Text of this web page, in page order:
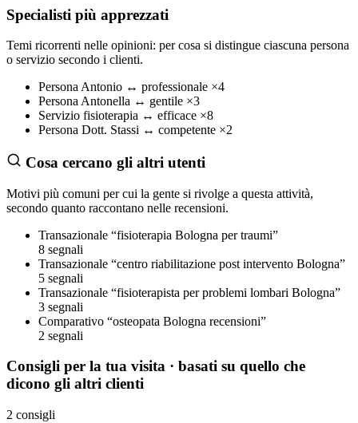
Specialisti più apprezzati
Temi ricorrenti nelle opinioni: per cosa si distingue ciascuna persona
o servizio secondo i clienti.
PersonaAntonio ↔ professionale ×4
PersonaAntonella ↔ gentile ×3
Servizio fisioterapia ↔ efficace ×8
Persona Dott. Stassi ↔ competente ×2
Cosa cercano gli altri utenti
Motivi più comuni per cui la gente si rivolge a questa attività,
secondo quanto raccontano nelle recensioni.
Transazionale “fisioterapia Bologna per traumi”
8 segnali
Transazionale “centro riabilitazione post intervento Bologna”
5 segnali
Transazionale “fisioterapista per problemi lombari Bologna”
3 segnali
Comparativo “osteopata Bologna recensioni”
2 segnali
Consigli per la tua visita · basati su quello che
dicono gli altri clienti
2 consigli